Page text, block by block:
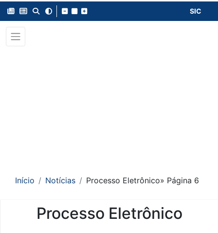
SIC
Início Notícias Processo Eletrônico» Página 6
Processo Eletrônico